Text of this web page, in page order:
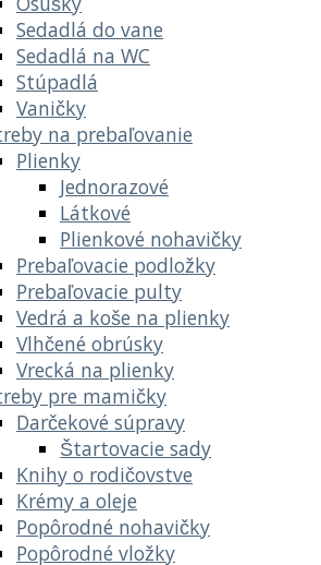
Sedadlá do vane
Sedadlá na WC
Stúpadlá
Vaničky
na prebaľovanie
Plienky
Jednorazové
Látkové
Plienkové nohavičky
Prebaľovacie podložky
Prebaľovacie pulty
Vedrá a koše na plienky
Vlhčené obrúsky
Vrecká na plienky
pre mamičky
Darčekové súpravy
Štartovacie sady
Knihy o rodičovstve
Krémy a oleje
Popôrodné nohavičky
Popôrodné vložky